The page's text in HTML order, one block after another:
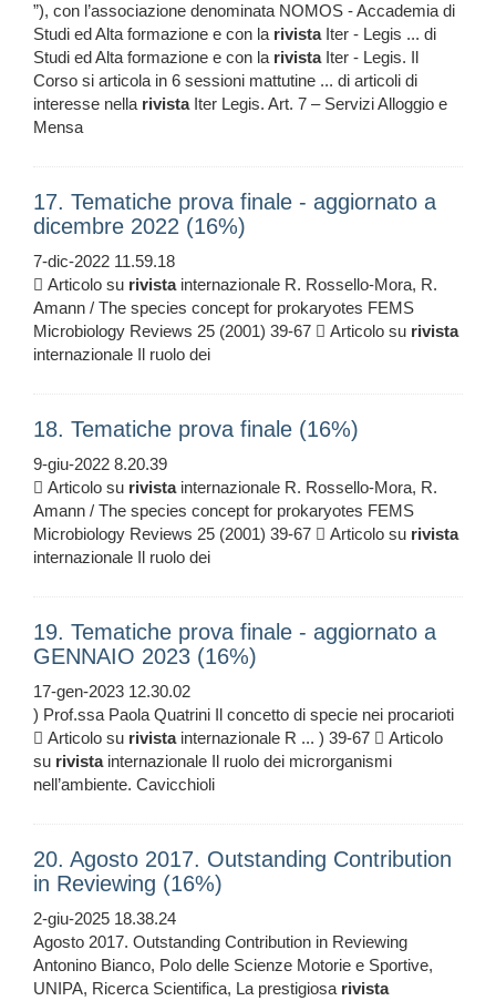
”), con l’associazione denominata NOMOS - Accademia di
Studi ed Alta formazione e con la rivistaIter - Legis ... di
Studi ed Alta formazione e con la rivistaIter - Legis. Il
Corso si articola in 6 sessioni mattutine ... di articoli di
interesse nella rivistaIter Legis. Art. 7 – Servizi Alloggio e
Mensa
17. Tematiche prova finale - aggiornato a
dicembre 2022 (16%)
7-dic-2022 11.59.18
 Articolo su rivistainternazionale R. Rossello-Mora, R.
Amann / The species concept for prokaryotes FEMS
Microbiology Reviews 25 (2001) 39-67  Articolo su rivista
internazionale Il ruolo dei
18. Tematiche prova finale (16%)
9-giu-2022 8.20.39
 Articolo su rivistainternazionale R. Rossello-Mora, R.
Amann / The species concept for prokaryotes FEMS
Microbiology Reviews 25 (2001) 39-67  Articolo su rivista
internazionale Il ruolo dei
19. Tematiche prova finale - aggiornato a
GENNAIO 2023 (16%)
17-gen-2023 12.30.02
) Prof.ssa Paola Quatrini Il concetto di specie nei procarioti
 Articolo su rivistainternazionale R ... ) 39-67  Articolo
su rivistainternazionale Il ruolo dei microrganismi
nell’ambiente. Cavicchioli
20. Agosto 2017. Outstanding Contribution
in Reviewing (16%)
2-giu-2025 18.38.24
Agosto 2017. Outstanding Contribution in Reviewing
Antonino Bianco, Polo delle Scienze Motorie e Sportive,
UNIPA, Ricerca Scientifica, La prestigiosa rivista